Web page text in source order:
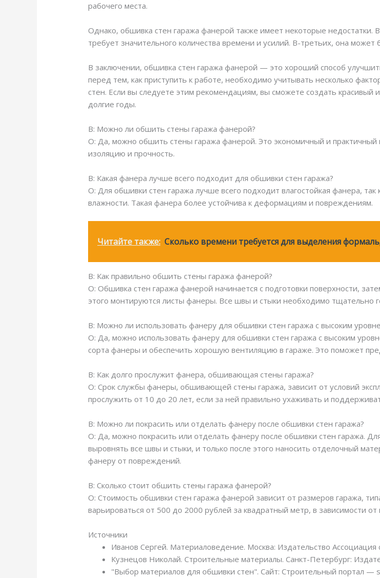
рабочего места.
Однако, обшивка стен гаража фанерой также имеет некоторые
требует значительного количества времени и усилий. В-третьих, она
В заключении, обшивка стен гаража фанерой — это хороший способ
перед тем, как приступить к работе, необходимо учитывать несколько
стен. Если вы следуете этим рекомендациям, вы сможете создать
долгие годы.
В: Можно ли обшить стены гаража фанерой?
О: Да, можно обшить стены гаража фанерой. Это экономичный и
изоляцию и прочность.
В: Какая фанера лучше всего подходит для обшивки стен гаража?
О: Для обшивки стен гаража лучше всего подходит влагостойкая фанера,
влажности. Такая фанера более устойчива к деформациям и повреждениям.
Читайте также: Сколько времени требуется для выделения
В: Как правильно обшить стены гаража фанерой?
О: Обшивка стен гаража фанерой начинается с подготовки поверхности,
этого монтируются листы фанеры. Все швы и стыки необходимо тщательно
В: Можно ли использовать фанеру для обшивки стен гаража с высоким
О: Да, можно использовать фанеру для обшивки стен гаража с высоким
сорта фанеры и обеспечить хорошую вентиляцию в гараже. Это поможет
В: Как долго прослужит фанера, обшивающая стены гаража?
О: Срок службы фанеры, обшивающей стены гаража, зависит от условий
прослужить от 10 до 20 лет, если за ней правильно ухаживать и
В: Можно ли покрасить или отделать фанеру после обшивки стен гаража?
О: Да, можно покрасить или отделать фанеру после обшивки стен гаража.
выровнять все швы и стыки, и только после этого наносить отделочный
фанеру от повреждений.
В: Сколько стоит обшить стены гаража фанерой?
О: Стоимость обшивки стен гаража фанерой зависит от размеров гаража,
варьироваться от 500 до 2000 рублей за квадратный метр, в зависимости
Источники
Иванов Сергей. Материаловедение. Москва: Издательство Ассоциация
Кузнецов Николай. Строительные материалы. Санкт-Петербург:
"Выбор материалов для обшивки стен". Сайт: Строительный портал —